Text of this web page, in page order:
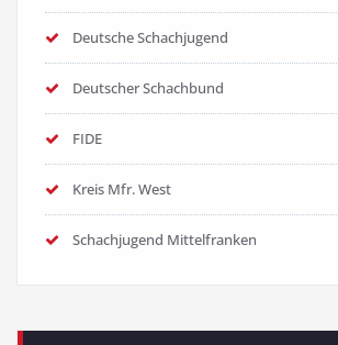
Deutsche Schachjugend
Deutscher Schachbund
FIDE
Kreis Mfr. West
Schachjugend Mittelfranken